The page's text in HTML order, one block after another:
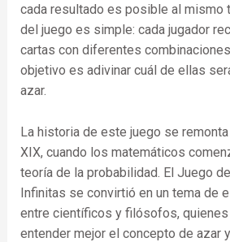
cada resultado es posible al mismo
del juego es simple: cada jugador
cartas con diferentes
objetivo es adivinar cuál de ellas
azar.
La historia de este juego se
XIX, cuando los matemáticos
teoría de la probabilidad. El Juego
Infinitas se convirtió en un tema de
entre científicos y filósofos, quienes
entender mejor el concepto de azar